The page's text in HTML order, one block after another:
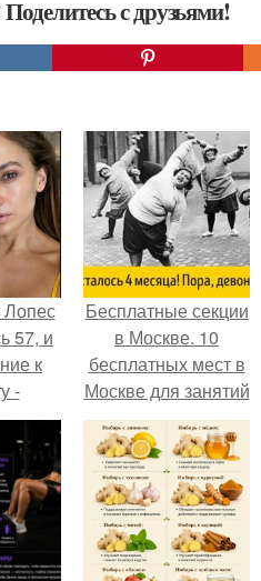
с друзьями!
57, и
к
-
"не
я
Бесплатные секции
в Москве. 10
бесплатных мест в
Москве для занятий
спортом.